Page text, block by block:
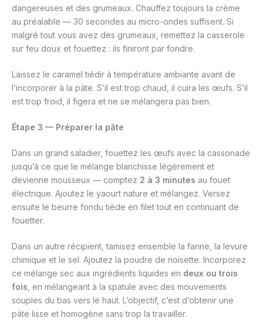
dangereuses et des grumeaux. Chauffez toujours la crème
au préalable — 30 secondes au micro-ondes suffisent. Si
malgré tout vous avez des grumeaux, remettez la casserole
sur feu doux et fouettez : ils finiront par fondre.
Laissez le caramel tiédir à température ambiante avant de
l’incorporer à la pâte. S’il est trop chaud, il cuira les œufs. S’il
est trop froid, il figera et ne se mélangera pas bien.
Étape 3 — Préparer la pâte
Dans un grand saladier, fouettez les œufs avec la cassonade
jusqu’à ce que le mélange blanchisse légèrement et
devienne mousseux — comptez 2 à 3 minutes au fouet
électrique. Ajoutez le yaourt nature et mélangez. Versez
ensuite le beurre fondu tiède en filet tout en continuant de
fouetter.
Dans un autre récipient, tamisez ensemble la farine, la levure
chimique et le sel. Ajoutez la poudre de noisette. Incorporez
ce mélange sec aux ingrédients liquides en deux ou trois
fois , en mélangeant à la spatule avec des mouvements
souples du bas vers le haut. L’objectif, c’est d’obtenir une
pâte lisse et homogène sans trop la travailler.